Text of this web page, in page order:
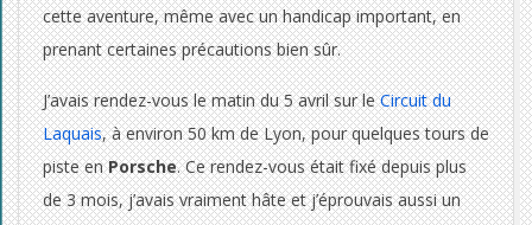
:
S
p
o
r
cette aventure, même avec un handicap important, en
prenant certaines précautions bien sûr.
J’avais rendez-vous le matin du 5 avril sur leCircuit du
Laquais, à environ 50 km de Lyon, pour quelques tours de
piste enPorsche. Ce rendez-vous était fixé depuis plus
de 3 mois, j’avais vraiment hâte et j’éprouvais aussi un